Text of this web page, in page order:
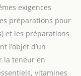
exigences
préparations pour
et les préparations
l’objet d’un
la teneur en
vitamines